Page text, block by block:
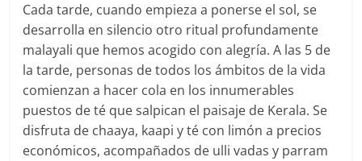
Cada tarde, cuando empieza a ponerse el sol, se
desarrolla en silencio otro ritual profundamente
malayali que hemos acogido con alegría. A las 5 de
la tarde, personas de todos los ámbitos de la vida
comienzan a hacer cola en los innumerables
puestos de té que salpican el paisaje de Kerala. Se
disfruta de chaaya, kaapi y té con limón a precios
económicos, acompañados de ulli vadas y parram